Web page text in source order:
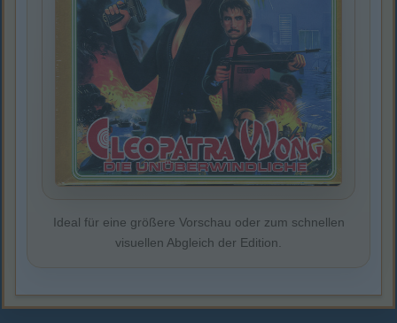
Ideal für eine größere Vorschau oder zum schnellen
visuellen Abgleich der Edition.